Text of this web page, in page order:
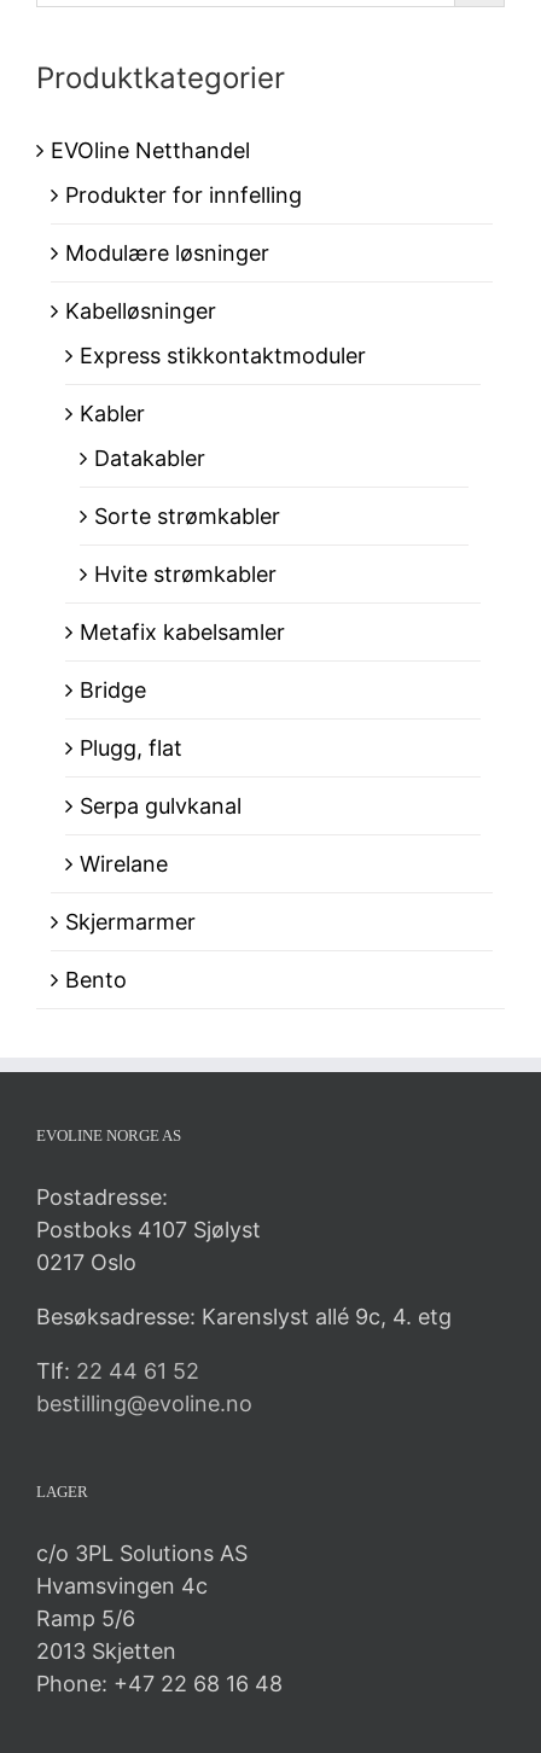
Produktkategorier
EVOline Netthandel
Produkter for innfelling
Modulære løsninger
Kabelløsninger
Express stikkontaktmoduler
Kabler
Datakabler
Sorte strømkabler
Hvite strømkabler
Metafix kabelsamler
Bridge
Plugg, flat
Serpa gulvkanal
Wirelane
Skjermarmer
Bento
EVOLINE NORGE AS
Postadresse:
Postboks 4107 Sjølyst
0217 Oslo
Besøksadresse: Karenslyst allé 9c, 4. etg
Tlf: 22 44 61 52
bestilling@evoline.no
LAGER
c/o 3PL Solutions AS
Hvamsvingen 4c
Ramp 5/6
2013 Skjetten
Phone: +47 22 68 16 48